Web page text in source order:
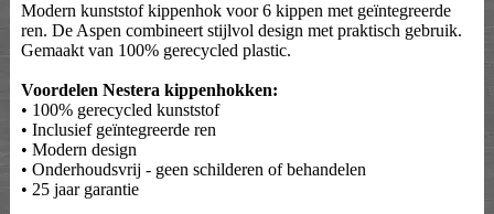
Modern kunststof kippenhok voor 6 kippen met geïntegreerde
ren. De Aspen combineert stijlvol design met praktisch gebruik.
Gemaakt van 100% gerecycled plastic.
Voordelen Nestera kippenhokken:
• 100% gerecycled kunststof
• Inclusief geïntegreerde ren
• Modern design
• Onderhoudsvrij - geen schilderen of behandelen
• 25 jaar garantie